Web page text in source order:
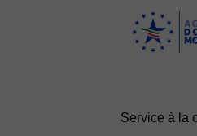
Service à la